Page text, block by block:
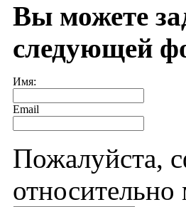
Вы можете
следующей
Имя:
Email
Пожалуйста,
относительно